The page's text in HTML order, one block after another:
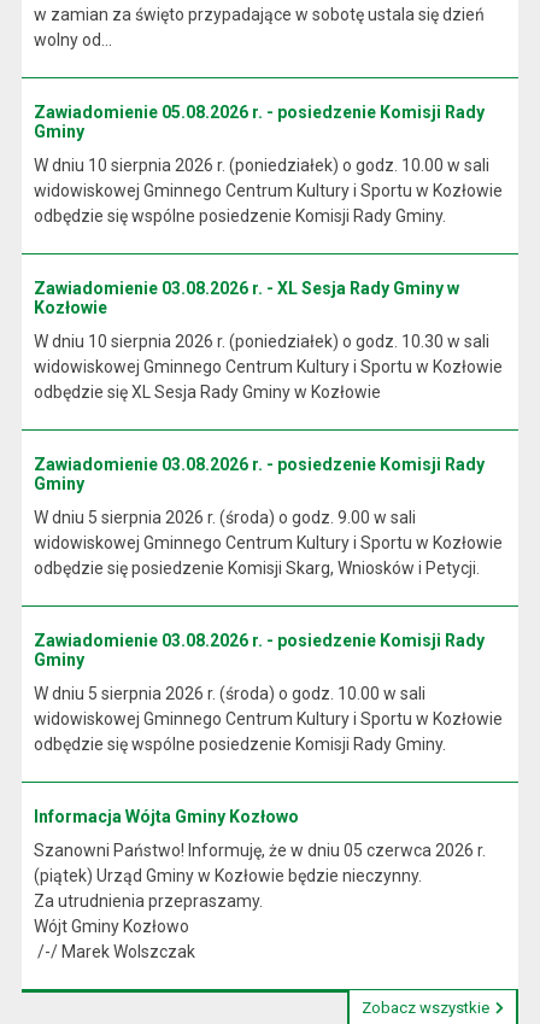
w zamian za święto przypadające w sobotę ustala się dzień
wolny od...
Zawiadomienie 05.08.2026 r. - posiedzenie Komisji Rady
Gminy
W dniu 10 sierpnia 2026 r. (poniedziałek) o godz. 10.00 w sali
widowiskowej Gminnego Centrum Kultury i Sportu w Kozłowie
odbędzie się wspólne posiedzenie Komisji Rady Gminy.
Zawiadomienie 03.08.2026 r. - XL Sesja Rady Gminy w
Kozłowie
W dniu 10 sierpnia 2026 r. (poniedziałek) o godz. 10.30 w sali
widowiskowej Gminnego Centrum Kultury i Sportu w Kozłowie
odbędzie się XL Sesja Rady Gminy w Kozłowie
Zawiadomienie 03.08.2026 r. - posiedzenie Komisji Rady
Gminy
W dniu 5 sierpnia 2026 r. (środa) o godz. 9.00 w sali
widowiskowej Gminnego Centrum Kultury i Sportu w Kozłowie
odbędzie się posiedzenie Komisji Skarg, Wniosków i Petycji.
Zawiadomienie 03.08.2026 r. - posiedzenie Komisji Rady
Gminy
W dniu 5 sierpnia 2026 r. (środa) o godz. 10.00 w sali
widowiskowej Gminnego Centrum Kultury i Sportu w Kozłowie
odbędzie się wspólne posiedzenie Komisji Rady Gminy.
Informacja Wójta Gminy Kozłowo
Szanowni Państwo! Informuję, że w dniu 05 czerwca 2026 r.
(piątek) Urząd Gminy w Kozłowie będzie nieczynny.
Za utrudnienia przepraszamy.
Wójt Gminy Kozłowo
/-/ Marek Wolszczak
Zobacz wszystkie